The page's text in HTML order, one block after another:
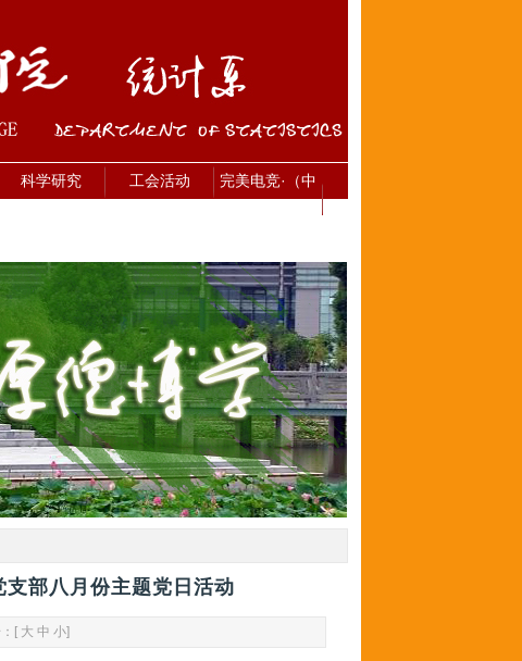
科学研究 工会活动 完美电竞·（中
部八月份主题党日活动
[ 大 中 小]